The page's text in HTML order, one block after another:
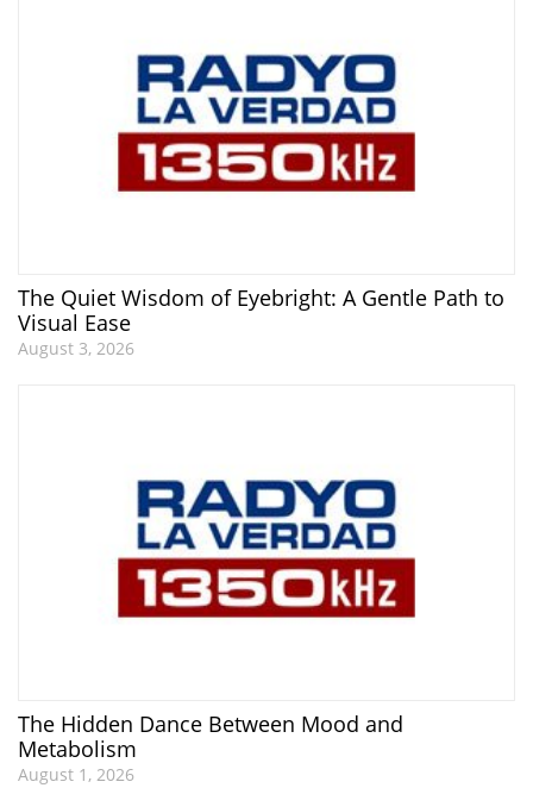
The Quiet Wisdom of Eyebright: A Gentle Path to
Visual Ease
August 3, 2026
The Hidden Dance Between Mood and
Metabolism
August 1, 2026